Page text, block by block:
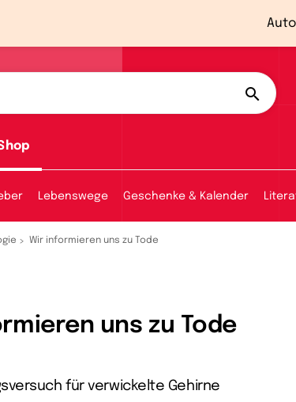
Lebenswege Geschenke & Kalender
Wir informieren uns zu Tode
uns zu Tode
für verwickelte Gehirne